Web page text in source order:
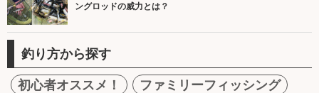
ングロッドの威力とは？
釣り方から探す
初心者オススメ！
ファミリーフィッシング